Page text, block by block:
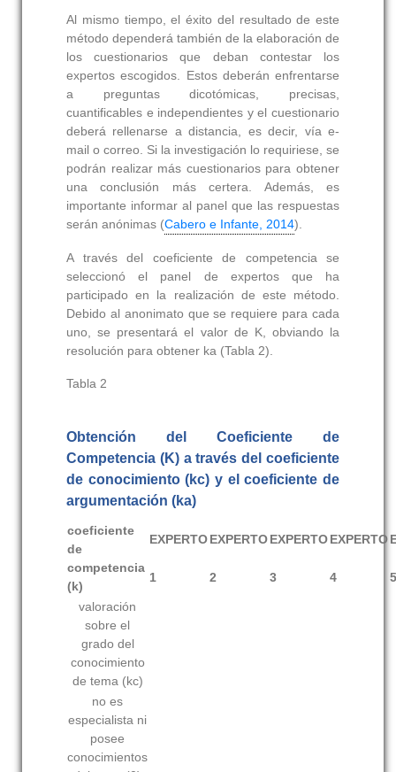
Al mismo tiempo, el éxito del resultado de este
método dependerá también de la elaboración de
los cuestionarios que deban contestar los
expertos escogidos. Estos deberán enfrentarse
a preguntas dicotómicas, precisas,
cuantificables e independientes y el cuestionario
deberá rellenarse a distancia, es decir, vía e-
mail o correo. Si la investigación lo requiriese, se
podrán realizar más cuestionarios para obtener
una conclusión más certera. Además, es
importante informar al panel que las respuestas
serán anónimas (Cabero e Infante, 2014).
A través del coeficiente de competencia se
seleccionó el panel de expertos que ha
participado en la realización de este método.
Debido al anonimato que se requiere para cada
uno, se presentará el valor de K, obviando la
resolución para obtener ka (Tabla 2).
Tabla 2
Obtención del Coeficiente de
Competencia (K)a través del coeficiente
de conocimiento(kc) y el coeficiente de
argumentación (ka)
coeficiente
de
competencia
(k)
EXPERTOEXPERTOEXPERTOEXPERTO
1 2 3 4 5
valoración
sobre el
grado del
conocimiento
de tema (kc)
no es
especialista ni
posee
conocimientos